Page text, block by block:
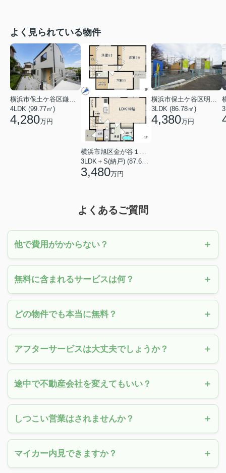
よく見られている物件
4LDK (99.77㎡)
4,280万円
3,480万円
3LDK (86.78㎡)
4,380万円
よくあるご質問
他で費用がかからない？
無料に含まれるサービスは何？
どの物件でも本当に無料？
アフターサービスは大丈夫でしょうか？
途中で不動産会社を変えてもいい？
しつこい営業はされませんか？
マイカー内見できますか？